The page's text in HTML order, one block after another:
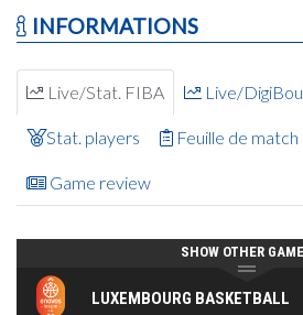
INFORMATIONS
Live/Stat. FIBA Live/DigiBou
Stat. players Feuille de match
Game review